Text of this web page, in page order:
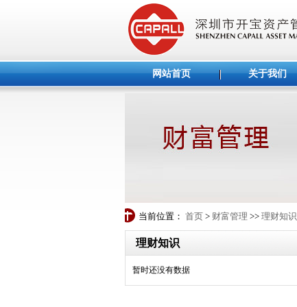
网站首页 关于我们
当前位置： 首页 > 财富管理 >> 理财知识
理财知识
暂时还没有数据